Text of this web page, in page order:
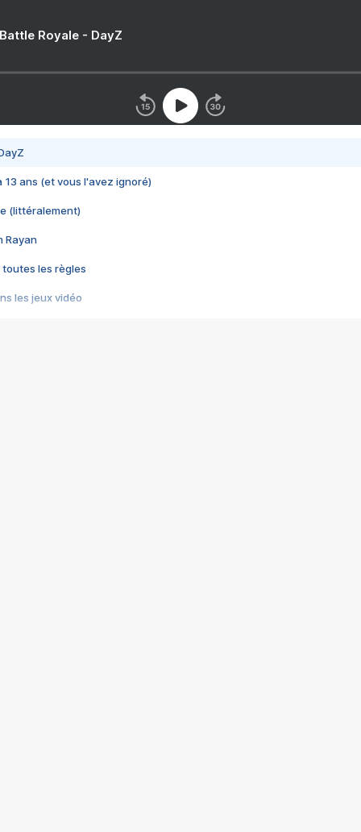
Royale - DayZ
13 ans (et vous l'avez ignoré)
(littéralement)
Rayan
toutes les règles
les jeux vidéo